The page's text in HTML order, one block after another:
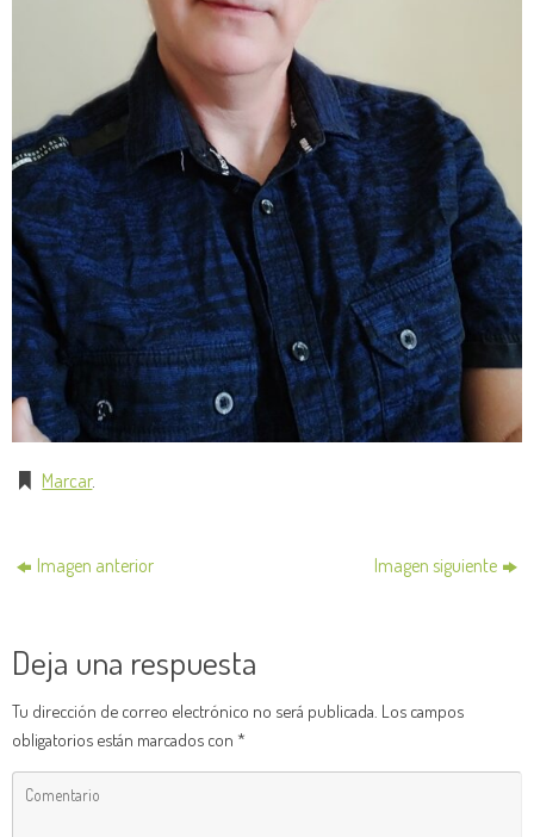
Marcar.
Imagen anterior Imagen siguiente
Deja una respuesta
Tu dirección de correo electrónico no será publicada. Los campos
obligatorios están marcados con *